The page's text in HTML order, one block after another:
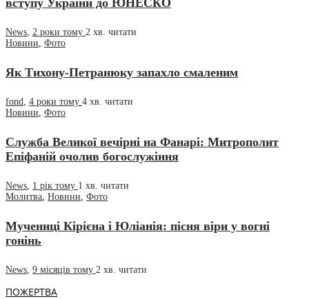
вступу України до ЮНЕСКО
News, 2 роки тому 2 хв. читати
Новини, Фото
Як Тихону-Петранюку запахло смаленим
fond 4 роки тому 4 хв. читати
Новини Фото
Служба Великої вечірні на Фанарі: Митрополит
Епіфаній очолив богослужіння
News 1 рік тому 1 хв. читати
Молитва Новини Фото
Мучениці Кірієна і Юліанія: пісня віри у вогні
гонінь
News 9 місяців тому 2 хв. читати
ПОЖЕРТВА